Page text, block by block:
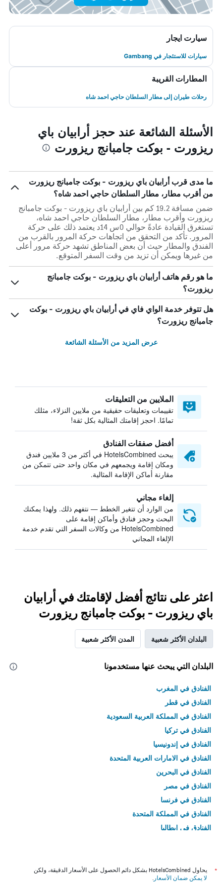
سيارت ايجار
سيارات للاستئجار في Gambang
المطارات القريبة
رحلات طيران إلى مطار السلطان حاجي احمد شاه
الأسئلة الشائعة عند حجز أرابيان باي
ريزورت - بوكت جامبانج ريزورت
ما مدى قرب أرابيان باي ريزورت - بوكت جامبانج ريزورت
من أقرب مطار، مطار السلطان حاجي احمد شاه؟
ضمن مسافة 19.2 كم بين أرابيان باي ريزورت - بوكت جامبانج
ريزورت وأقرب مطار، مطار السلطان حاجي احمد شاه،
تستغرق القيادة عادةً حوالي 0س 14د يعتمد ذلك على حركة
المرور. تأكد من التحقق من اتجاهات حركة المرور بالقرب من
الفندق والمطار حيث أن بعض المناطق تشهد حركة مرور أعلى
من غيرها ويمكن أن تزيد من وقت السفر المتوقع.
ما هو رقم هاتف أرابيان باي ريزورت - بوكت جامبانج
ريزورت؟
هل تتوفر خدمة الواي فاي في أرابيان باي ريزورت - بوكت
جامبانج ريزورت؟
عرض المزيد من الأسئلة الشائعة
الملايين من التعليقات
تقييمات وتعليقات حقيقية من ملايين النزلاء، مثلك
تمامًا. احجز إقامتك المثالية بكل ثقة!
أفضل صفقات الفنادق
يبحث HotelsCombined في أكثر من 3 ملايين فندق
ومكان إقامة ويجمعهم في مكان واحد حتى تتمكن من
مقارنة أماكن الإقامة المثالية.
إلغاء مجاني
من الوارد أن تتغير الخطط — نتفهم ذلك. ولهذا يمكنك
البحث وحجز فنادق وأماكن إقامة على
HotelsCombined من وكالات السفر التي تقدم خدمة
الإلغاء المجاني
اعثر على نتائج أفضل لإقامتك في أرابيان
باي ريزورت - بوكت جامبانج ريزورت
البلدان الأكثر شعبية المدن الأكثر شعبية
البلدان التي يبحث عنها مستخدمونا
الفنادق في المغرب
الفنادق في قطر
الفنادق في المملكة العربية السعودية
الفنادق في تركيا
الفنادق في إندونيسيا
الفنادق في الامارات العربية المتحدة
الفنادق في البحرين
الفنادق في مصر
الفنادق في فرنسا
الفنادق في المملكة المتحدة
الفنادق في إيطاليا
*
يحاول HotelsCombined بشكل دائم الحصول على الأسعار الدقيقة، ولكن
لا يمكن ضمان الأسعار .